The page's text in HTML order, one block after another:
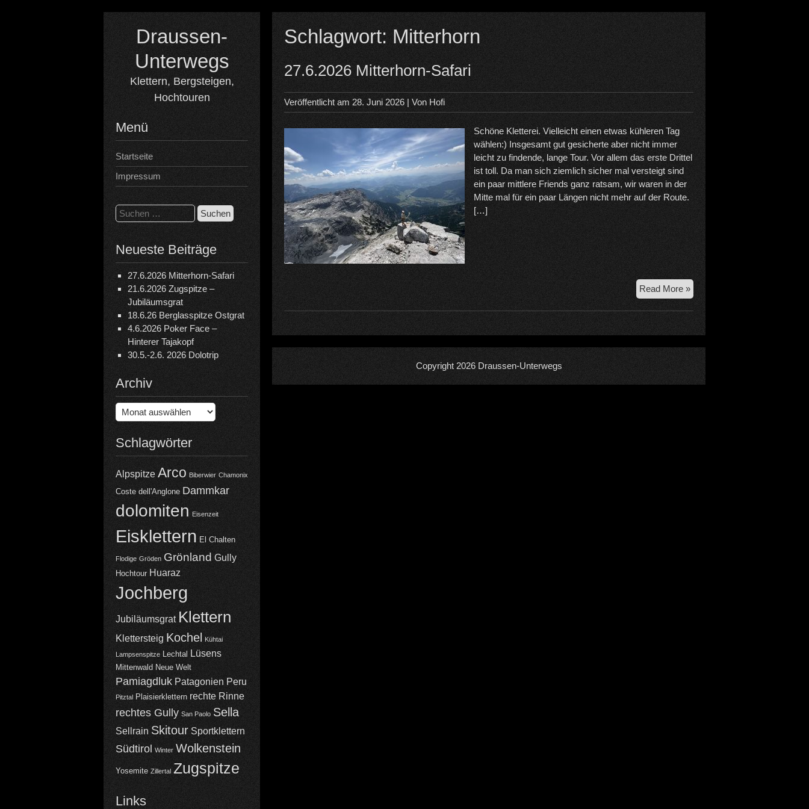
Draussen-
Unterwegs
Klettern, Bergsteigen,
Hochtouren
Menü
Startseite
Impressum
Suchen
nach:
Neueste Beiträge
27.6.2026 Mitterhorn-Safari
21.6.2026 Zugspitze –
Jubiläumsgrat
18.6.26 Berglasspitze Ostgrat
4.6.2026 Poker Face –
Hinterer Tajakopf
30.5.-2.6. 2026 Dolotrip
Archiv
Archiv
Schlagwörter
Alpspitze Arco Biberwier Chamonix
Coste dell'Anglone Dammkar
dolomiten Eisenzeit
Eisklettern El Chalten
Flodige Gröden Grönland Gully
Hochtour Huaraz
Jochberg
Jubiläumsgrat Klettern
Klettersteig Kochel Kühtai
Lampsenspitze Lechtal Lüsens
Mittenwald Neue Welt
Pamiagdluk Patagonien Peru
Pitztal Plaisierklettern rechte Rinne
rechtes Gully San Paolo Sella
Sellrain Skitour Sportklettern
Südtirol Winter Wolkenstein
Yosemite Zillertal Zugspitze
Links
Schlagwort: Mitterhorn
27.6.2026 Mitterhorn-Safari
Veröffentlicht am 28. Juni 2026 | Von Hofi
Schöne Kletterei. Vielleicht einen etwas kühleren Tag
wählen:) Insgesamt gut gesicherte aber nicht immer
leicht zu findende, lange Tour. Vor allem das erste Drittel
ist toll. Da man sich ziemlich sicher mal versteigt sind
ein paar mittlere Friends ganz ratsam, wir waren in der
Mitte mal für ein paar Längen nicht mehr auf der Route.
[…]
Read More »27.6.2026
Mitterhorn-
Safari
Copyright 2026 Draussen-Unterwegs